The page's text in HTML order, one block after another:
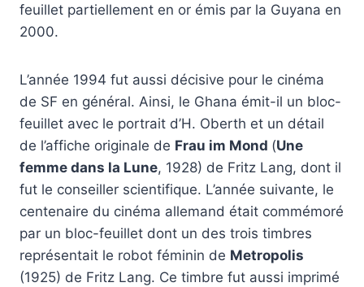
feuillet partiellement en or émis par la Guyana en
2000.
L’année 1994 fut aussi décisive pour le cinéma
de SF en général. Ainsi, le Ghana émit-il un bloc-
feuillet avec le portrait d’H. Oberth et un détail
de l’affiche originale de Frau im Mond (Une
femme dans la Lune, 1928) de Fritz Lang, dont il
fut le conseiller scientifique. L’année suivante, le
centenaire du cinéma allemand était commémoré
par un bloc-feuillet dont un des trois timbres
représentait le robot féminin de Metropolis
(1925) de Fritz Lang. Ce timbre fut aussi imprimé